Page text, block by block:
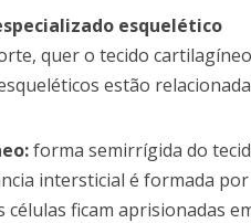
esquelético
quer o tecido
estão
forma semirrígida do
intersticial é formada
células ficam aprisionadas